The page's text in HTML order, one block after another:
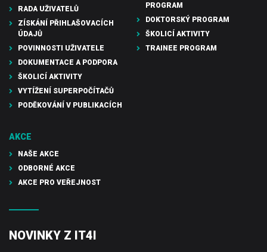
RADA UŽIVATELŮ
ZÍSKÁNÍ PŘIHLAŠOVACÍCH
ÚDAJŮ
POVINNOSTI UŽIVATELE
DOKUMENTACE A PODPORA
ŠKOLICÍ AKTIVITY
VYTÍŽENÍ SUPERPOČÍTAČŮ
PODĚKOVÁNÍ V PUBLIKACÍCH
PROGRAM
DOKTORSKÝ PROGRAM
ŠKOLICÍ AKTIVITY
TRAINEE PROGRAM
AKCE
NAŠE AKCE
ODBORNÉ AKCE
AKCE PRO VEŘEJNOST
NOVINKY Z IT4I